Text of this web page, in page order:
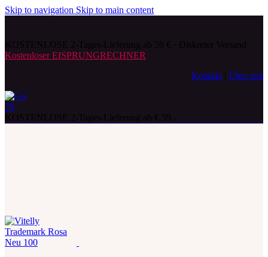
Skip to navigation Skip to main content
Kostenloser EISPRUNGRECHNER
Kontakt
Über uns